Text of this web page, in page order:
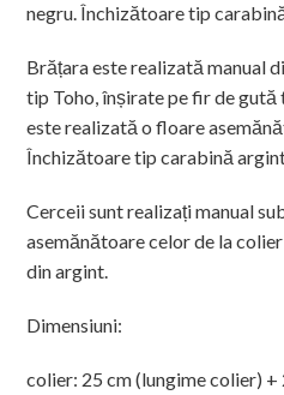
negru. Închizătoare tip
Brățara este realizată manual
tip Toho, înșirate pe fir de
este realizată o floare
Închizătoare tip carabină
Cerceii sunt realizați manual
asemănătoare celor de la
din argint.
Dimensiuni:
colier: 25 cm (lungime colier)